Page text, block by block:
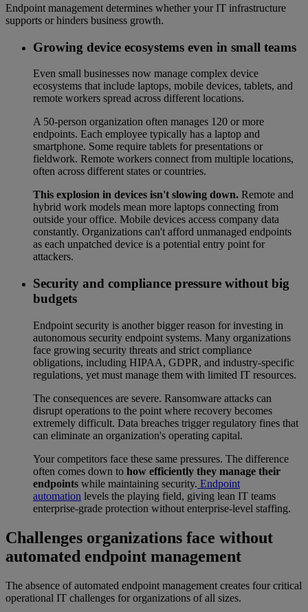
Endpoint management determines whether your IT infrastructure
supports or hinders business growth.
Growing device ecosystems even in small teams
Even small businesses now manage complex device
ecosystems that include laptops, mobile devices, tablets, and
remote workers spread across different locations.
A 50-person organization often manages 120 or more
endpoints. Each employee typically has a laptop and
smartphone. Some require tablets for presentations or
fieldwork. Remote workers connect from multiple locations,
often across different states or countries.
This explosion in devices isn't slowing down. Remote and
hybrid work models mean more laptops connecting from
outside your office. Mobile devices access company data
constantly. Organizations can't afford unmanaged endpoints
as each unpatched device is a potential entry point for
attackers.
Security and compliance pressure without big
budgets
Endpoint security is another bigger reason for investing in
autonomous security endpoint systems. Many organizations
face growing security threats and strict compliance
obligations, including HIPAA, GDPR, and industry-specific
regulations, yet must manage them with limited IT resources.
The consequences are severe. Ransomware attacks can
disrupt operations to the point where recovery becomes
extremely difficult. Data breaches trigger regulatory fines that
can eliminate an organization's operating capital.
Your competitors face these same pressures. The difference
often comes down to how efficiently they manage their
endpoints while maintaining security. Endpoint
automation levels the playing field, giving lean IT teams
enterprise-grade protection without enterprise-level staffing.
Challenges organizations face without
automated endpoint management
The absence of automated endpoint management creates four critical
operational IT challenges for organizations of all sizes.